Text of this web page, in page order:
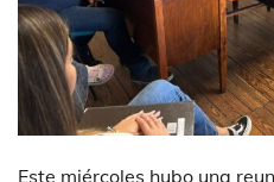
Este miércoles hubo una